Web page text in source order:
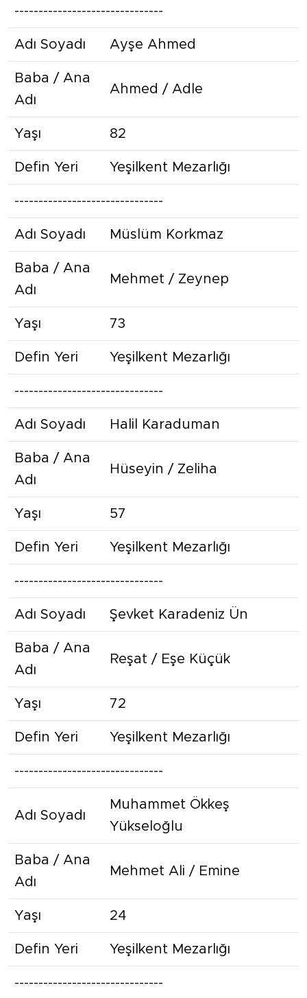
-------------------------------
Adı Soyadı Ayşe Ahmed
Baba / Ana
Adı
Ahmed / Adle
Yaşı 82
Defin Yeri Yeşilkent Mezarlığı
-------------------------------
Adı Soyadı Müslüm Korkmaz
Baba / Ana
Adı
Mehmet / Zeynep
Yaşı 73
Defin Yeri Yeşilkent Mezarlığı
-------------------------------
Adı Soyadı Halil Karaduman
Baba / Ana
Adı
Hüseyin / Zeliha
Yaşı 57
Defin Yeri Yeşilkent Mezarlığı
-------------------------------
Adı Soyadı Şevket Karadeniz Ün
Baba / Ana
Adı
Reşat / Eşe Küçük
Yaşı 72
Defin Yeri Yeşilkent Mezarlığı
-------------------------------
Adı Soyadı
Muhammet Ökkeş
Yükseloğlu
Baba / Ana
Adı
Mehmet Ali / Emine
Yaşı 24
Defin Yeri Yeşilkent Mezarlığı
-------------------------------